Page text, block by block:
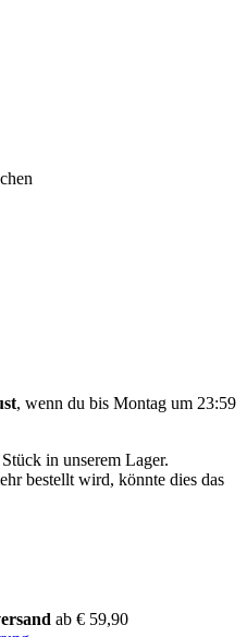
, wenn du bis Montag um 23:59
in unserem Lager.
bestellt wird, könnte dies das
ab € 59,90